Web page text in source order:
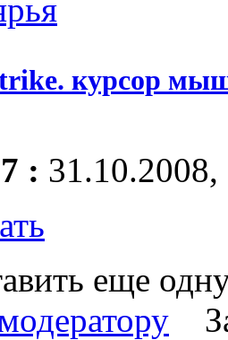
курсор
:
еще